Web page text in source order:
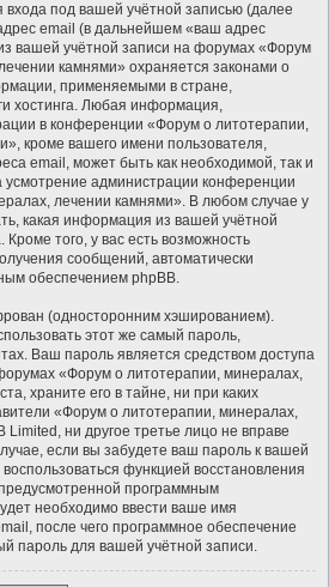
под вашей учётной записью (далее
email (в дальнейшем «ваш адрес
вашей учётной записи на форумах «Форум
камнями» охраняется законами о
применяемыми в стране,
хостинга. Любая информация,
в конференции «Форум о литотерапии,
кроме вашего имени пользователя,
email, может быть как необходимой, так и
усмотрение администрации конференции
лечении камнями». В любом случае у
какая информация из вашей учётной
того, у вас есть возможность
сообщений, автоматически
обеспечением phpBB.
(односторонним хэшированием).
этот же самый пароль,
Ваш пароль является средством доступа
«Форум о литотерапии, минералах,
храните его в тайне, ни при каких
«Форум о литотерапии, минералах,
ни другое третье лицо не вправе
если вы забудете ваш пароль к вашей
функцией восстановления
программным
необходимо ввести ваше имя
после чего программное обеспечение
пароль для вашей учётной записи.